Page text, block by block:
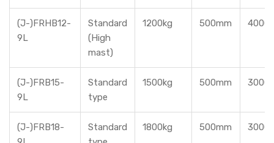
(J-)FRHB12-
9L
Standard
(High
mast)
1200kg 500mm
(J-)FRB15-
9L
Standard
type
1500kg 500mm
(J-)FRB18-
Standard
1800kg 500mm